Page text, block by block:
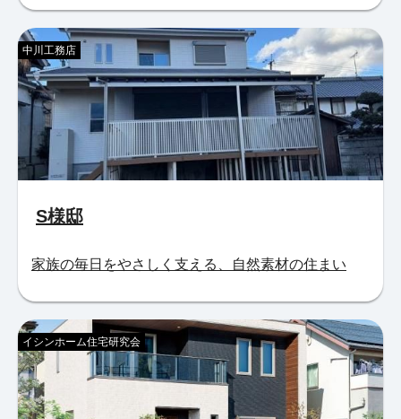
S様邸
中川工務店
家族の毎日をやさしく支える、自然素材の住まい
イシンホーム住宅研究会